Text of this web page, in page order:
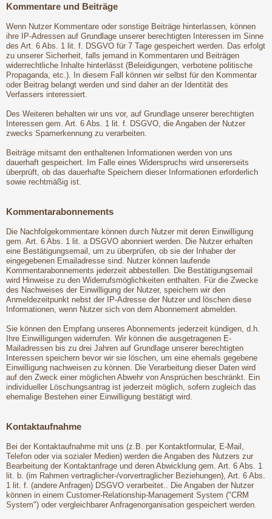
Kommentare und Beiträge
Wenn Nutzer Kommentare oder sonstige Beiträge hinterlassen, können
ihre IP-Adressen auf Grundlage unserer berechtigten Interessen im Sinne
des Art. 6 Abs. 1 lit. f. DSGVO für 7 Tage gespeichert werden. Das erfolgt
zu unserer Sicherheit, falls jemand in Kommentaren und Beiträgen
widerrechtliche Inhalte hinterlässt (Beleidigungen, verbotene politische
Propaganda, etc.). In diesem Fall können wir selbst für den Kommentar
oder Beitrag belangt werden und sind daher an der Identität des
Verfassers interessiert.
Des Weiteren behalten wir uns vor, auf Grundlage unserer berechtigten
Interessen gem. Art. 6 Abs. 1 lit. f. DSGVO, die Angaben der Nutzer
zwecks Spamerkennung zu verarbeiten.
Beiträge mitsamt den enthaltenen Informationen werden von uns
dauerhaft gespeichert. Im Falle eines Widerspruchs wird unsererseits
überprüft, ob das dauerhafte Speichern dieser Informationen erforderlich
sowie rechtmäßig ist.
Kommentarabonnements
Die Nachfolgekommentare können durch Nutzer mit deren Einwilligung
gem. Art. 6 Abs. 1 lit. a DSGVO abonniert werden. Die Nutzer erhalten
eine Bestätigungsemail, um zu überprüfen, ob sie der Inhaber der
eingegebenen Emailadresse sind. Nutzer können laufende
Kommentarabonnements jederzeit abbestellen. Die Bestätigungsemail
wird Hinweise zu den Widerrufsmöglichkeiten enthalten. Für die Zwecke
des Nachweises der Einwilligung der Nutzer, speichern wir den
Anmeldezeitpunkt nebst der IP-Adresse der Nutzer und löschen diese
Informationen, wenn Nutzer sich von dem Abonnement abmelden.
Sie können den Empfang unseres Abonnements jederzeit kündigen, d.h.
Ihre Einwilligungen widerrufen. Wir können die ausgetragenen E-
Mailadressen bis zu drei Jahren auf Grundlage unserer berechtigten
Interessen speichern bevor wir sie löschen, um eine ehemals gegebene
Einwilligung nachweisen zu können. Die Verarbeitung dieser Daten wird
auf den Zweck einer möglichen Abwehr von Ansprüchen beschränkt. Ein
individueller Löschungsantrag ist jederzeit möglich, sofern zugleich das
ehemalige Bestehen einer Einwilligung bestätigt wird.
Kontaktaufnahme
Bei der Kontaktaufnahme mit uns (z.B. per Kontaktformular, E-Mail,
Telefon oder via sozialer Medien) werden die Angaben des Nutzers zur
Bearbeitung der Kontaktanfrage und deren Abwicklung gem. Art. 6 Abs. 1
lit. b. (im Rahmen vertraglicher-/vorvertraglicher Beziehungen), Art. 6 Abs.
1 lit. f. (andere Anfragen) DSGVO verarbeitet.. Die Angaben der Nutzer
können in einem Customer-Relationship-Management System ("CRM
System") oder vergleichbarer Anfragenorganisation gespeichert werden.